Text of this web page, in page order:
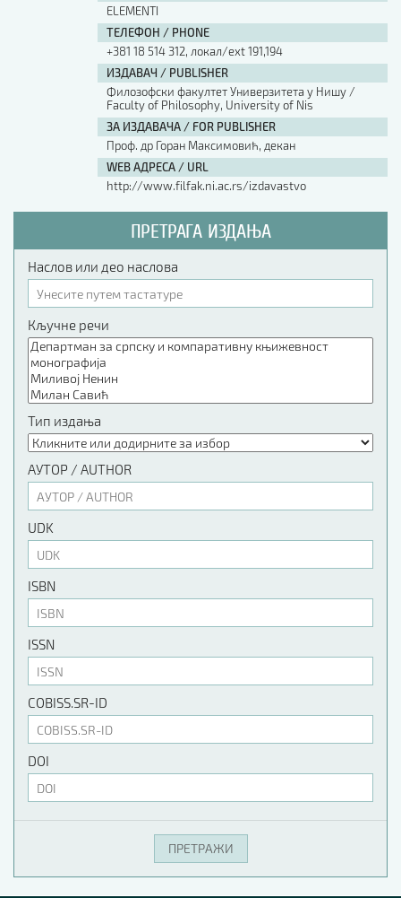
ЕLEMENTI
ТЕЛЕФОН / PHONE
+381 18 514 312, локал/ext 191,194
ИЗДАВАЧ / PUBLISHER
Филозофски факултет Универзитета у Нишу /
Faculty of Philosophy, University of Nis
ЗА ИЗДАВАЧА / FOR PUBLISHER
Проф. др Горан Максимовић, декан
WEB АДРЕСА / URL
http://www.filfak.ni.ac.rs/izdavastvo
ПРЕТРАГА ИЗДАЊА
Наслов или део наслова
Кључне речи
Тип издања
АУТОР / AUTHOR
UDK
ISBN
ISSN
COBISS.SR-ID
DOI